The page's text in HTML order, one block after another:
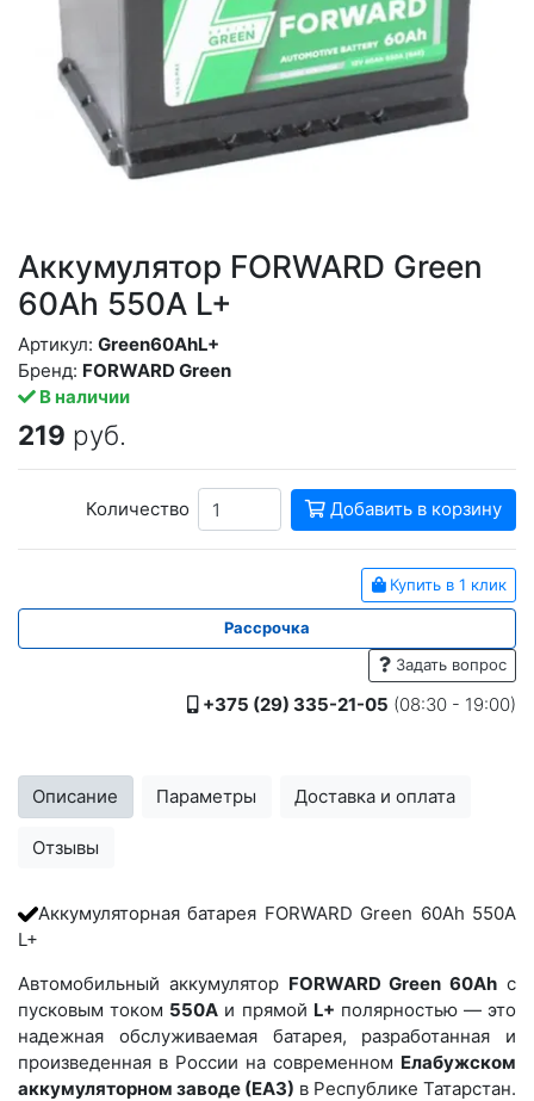
Аккумулятор FORWARD Green
60Ah 550A L+
В наличии
Бренд: FORWARD Green
Артикул: Green60AhL+
219 руб.
Количество Добавить в корзину
Купить в 1 клик
Рассрочка
Задать вопрос
+375 (29) 335-21-05 (08:30 - 19:00)
Описание Параметры Доставка и оплата
Отзывы
Аккумуляторная батарея FORWARD Green 60Ah 550A
L+
Автомобильный аккумулятор FORWARD Green 60Ah с
пусковым током 550A и прямой L+ полярностью — это
надежная обслуживаемая батарея, разработанная и
произведенная в России на современном Елабужском
аккумуляторном заводе (ЕАЗ) в Республике Татарстан.